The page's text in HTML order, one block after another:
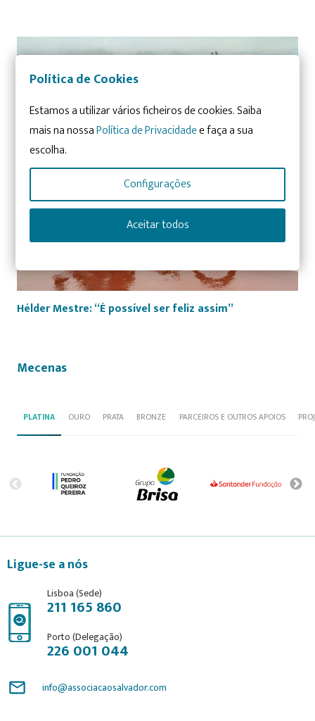
Hélder Mestre: “É possível ser feliz assim”
Mecenas
PLATINA OURO PRATA BRONZE PARCEIROS E OUTROS APOIOS
Ligue-se a nós
Lisboa (Sede)
211 165 860
Porto (Delegação)
226 001 044
mail_outline info@associacaosalvador.com
Política de Cookies
Estamos a utilizar vários ficheiros de cookies. Saiba
mais na nossaPolítica de Privacidadee faça a sua
escolha.
Configurações
Aceitar todos